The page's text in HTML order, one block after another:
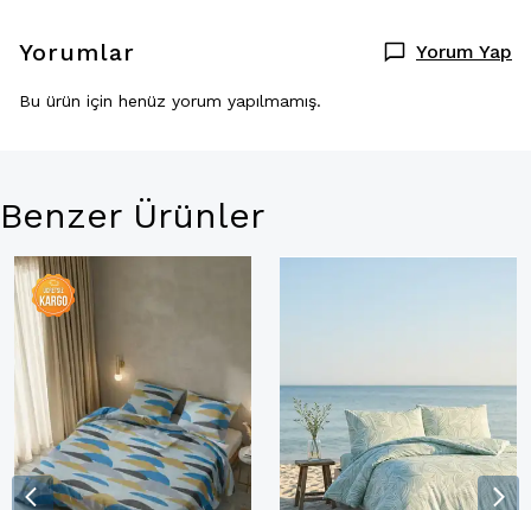
Yorumlar Yorum Yap
Bu ürün için henüz yorum yapılmamış.
Benzer Ürünler